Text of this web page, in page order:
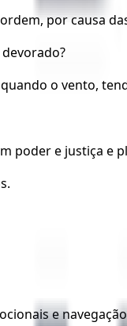
por causa
o vento,
poder e justiça e
e